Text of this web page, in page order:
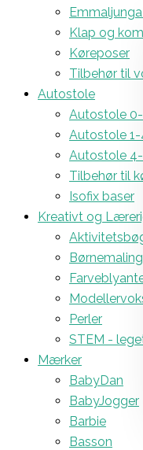
Emmaljunga
Klap og
Køreposer
Tilbehør til
Autostole
Autostole 0-
Autostole 1-
Autostole 4-
Tilbehør til
Isofix baser
Kreativt og
Børnemaling
Perler
STEM -
Mærker
BabyDan
BabyJogger
Barbie
Basson